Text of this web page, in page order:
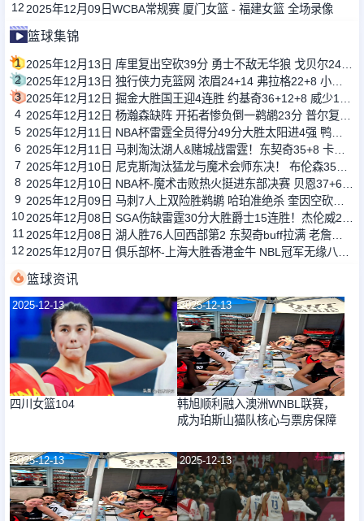
12 2025年12月09日WCBA常规赛 厦门女篮 - 福建女篮 全场录像
篮球集锦
1
2
3
4
5
6
7
8
9
10
11
12
篮球资讯
2025-12-13
四川女篮104
2025-12-13
韩旭顺利融入澳洲WNBL联赛，
成为珀斯山猫队核心与票房保障
2025-12-13 2025-12-13